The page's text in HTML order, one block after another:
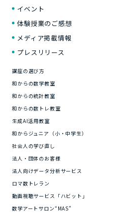
イベント
体験授業のご感想
メディア掲載情報
プレスリリース
講座の選び方
和からの数学教室
和からの統計教室
和からの数トレ教室
生成AI活用教室
和からジュニア（小・中学生）
社会人の学び直し
法人・団体のお客様
法人向けデータ分析サービス
ロマ数トレラン
動画視聴サービス「ハビット」
数学アートサロン“MAS”